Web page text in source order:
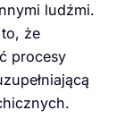
ludźmi.
że
procesy